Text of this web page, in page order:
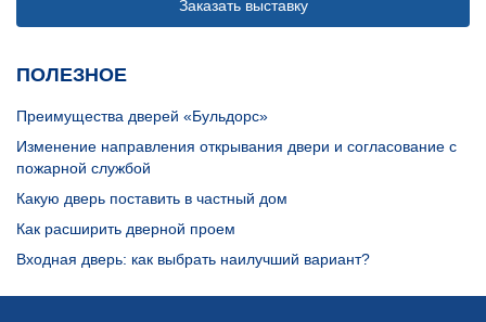
Заказать выставку
ПОЛЕЗНОЕ
Преимущества дверей «Бульдорс»
Изменение направления открывания двери и согласование с
пожарной службой
Какую дверь поставить в частный дом
Как расширить дверной проем
Входная дверь: как выбрать наилучший вариант?